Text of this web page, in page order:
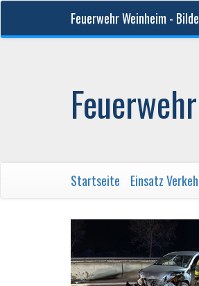
Feuerwehr Weinheim -
Startseite Einsatz